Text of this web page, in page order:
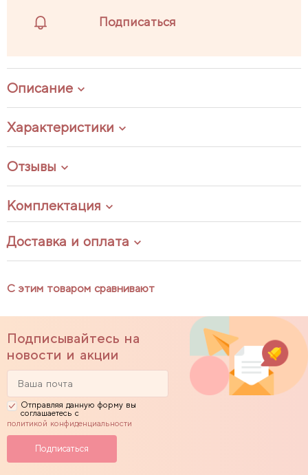
Подписаться
Описание
Характеристики
Отзывы
Комплектация
Доставка и оплата
С этим товаром сравнивают
Подписывайтесь на
новости и акции
Отправляя данную форму вы
соглашаетесь с
политикой конфиденциальности